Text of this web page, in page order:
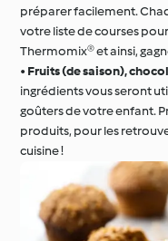
préparer facilement.
votre liste de courses
Thermomix® et ainsi,
• Fruits (de saison),
ingrédients vous seront
goûters de votre enfant.
produits, pour les
cuisine !